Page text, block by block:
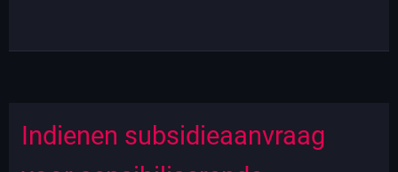
haar
Indienen subsidieaanvraag